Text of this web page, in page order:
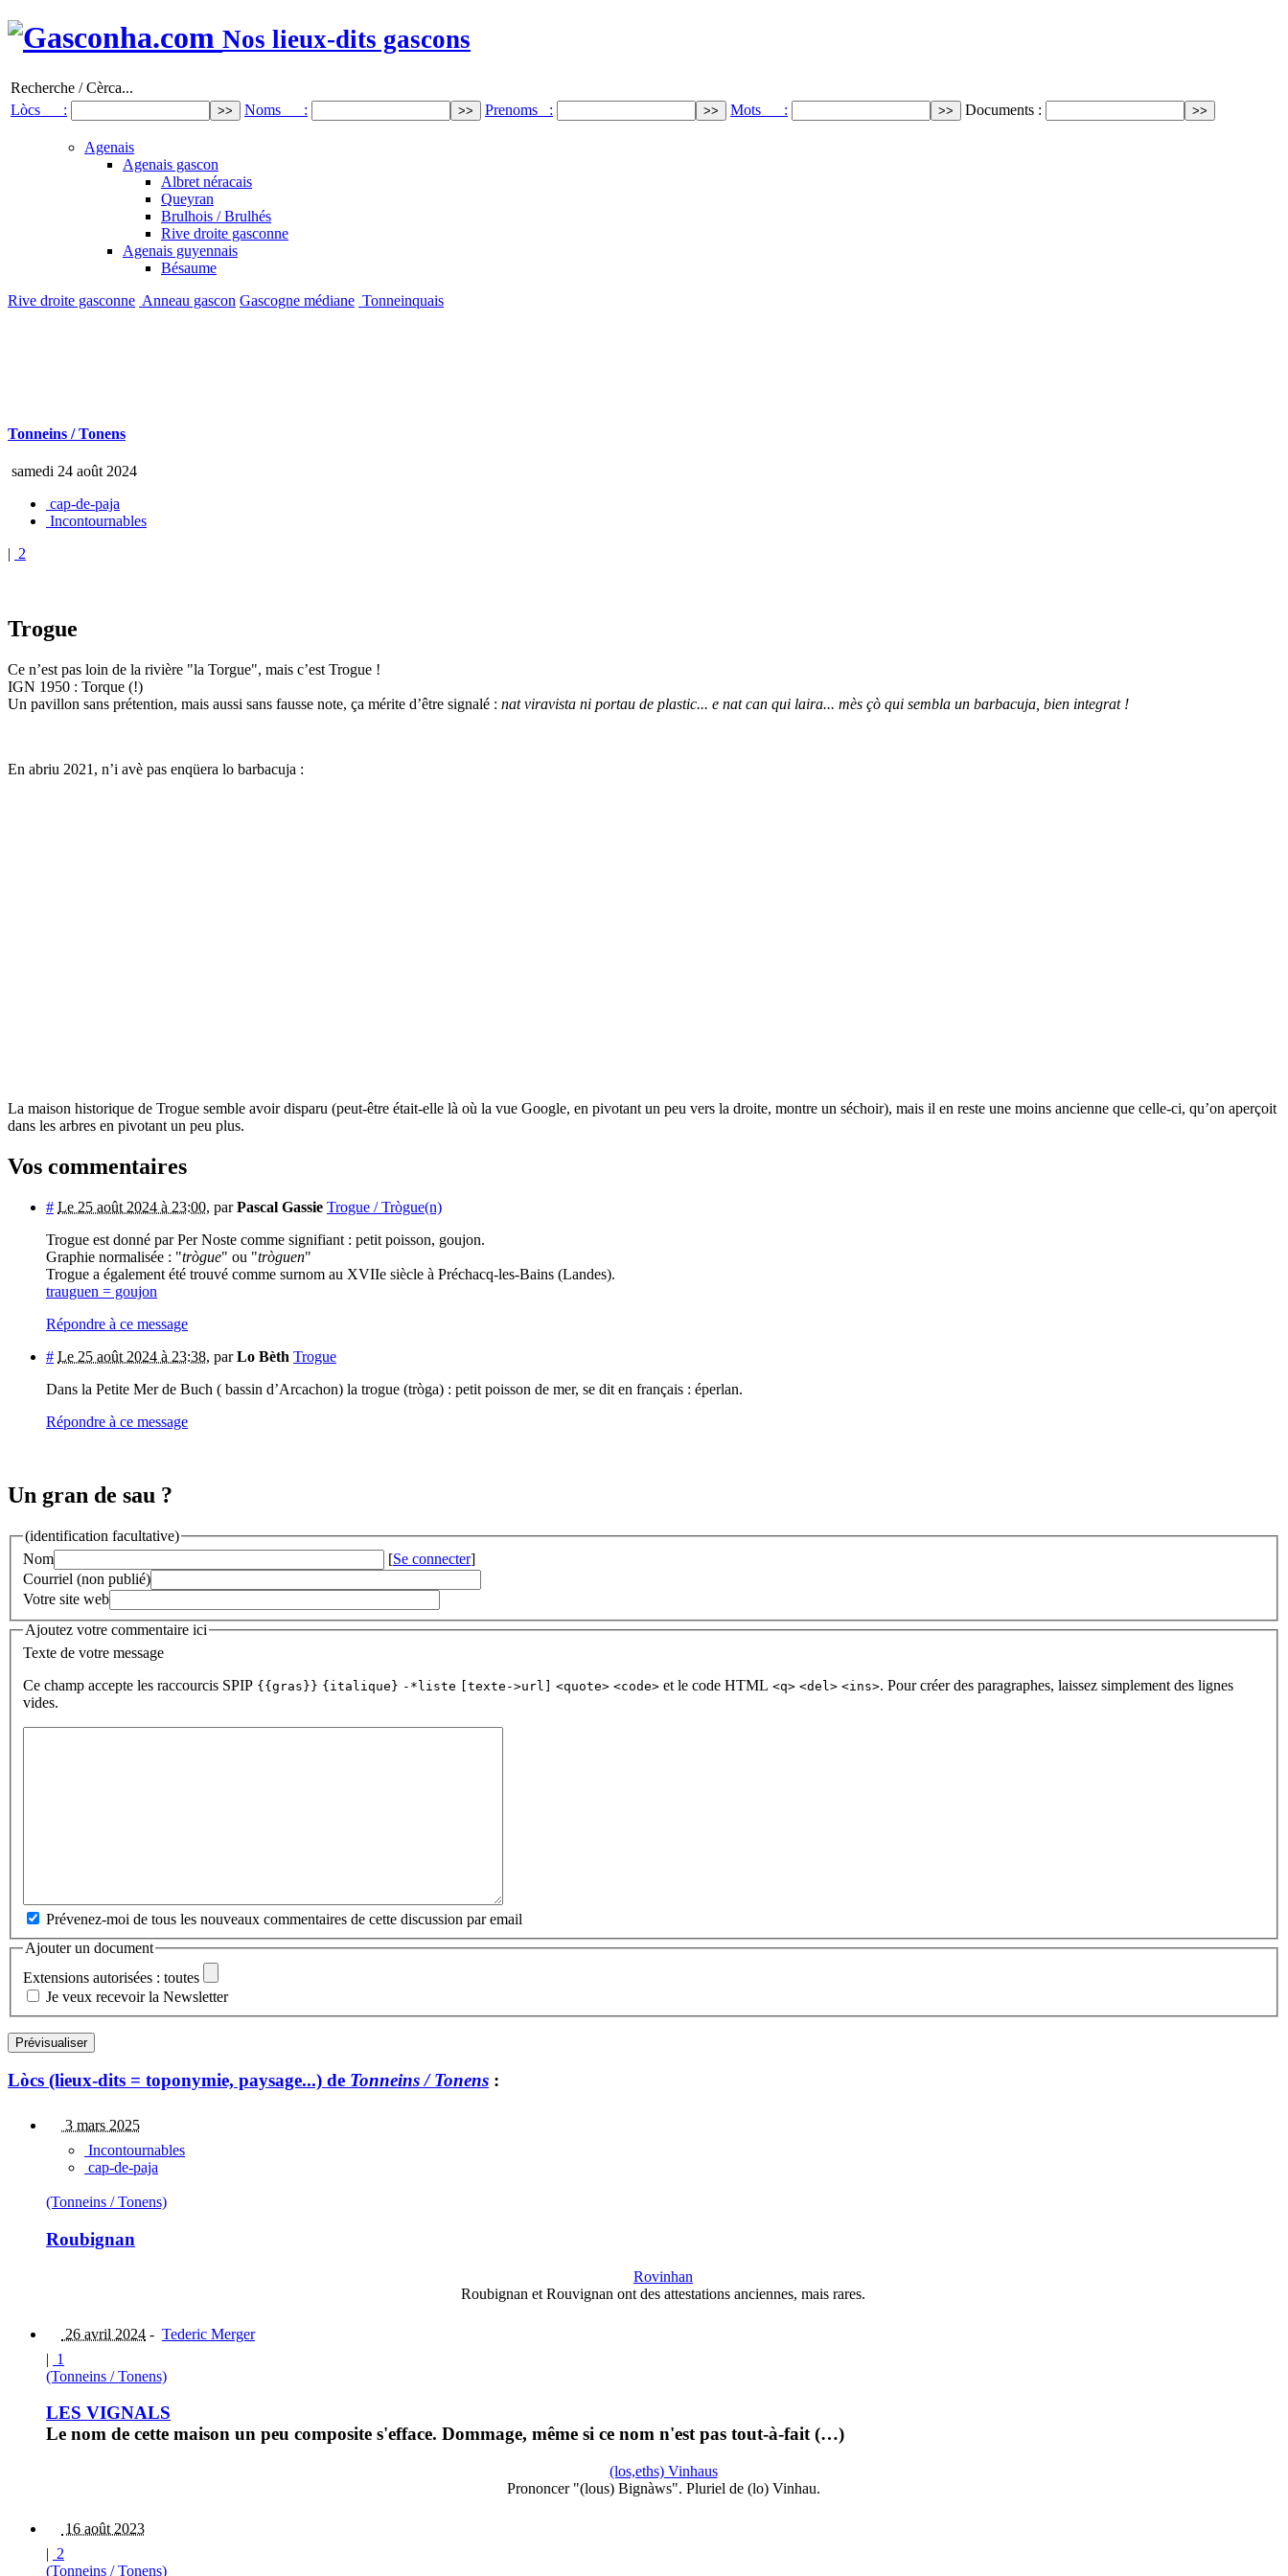
Nos lieux-dits gascons
Recherche / Cèrca...
Lòcs :
Noms : Prenoms : Mots : Documents :
Agenais
Agenais gascon
Albret néracais
Queyran
Brulhois / Brulhés
Rive droite gasconne
Agenais guyennais
Bésaume
Rive droite gasconne Anneau gascon Gascogne médiane Tonneinquais
Tonneins / Tonens
samedi 24 août 2024
cap-de-paja
Incontournables
| 2
Trogue
Ce n’est pas loin de la rivière "la Torgue", mais c’est Trogue !
IGN 1950 : Torque (!)
Un pavillon sans prétention, mais aussi sans fausse note, ça mérite d’être signalé : nat viravista ni portau de plastic... e nat can qui laira... mès çò qui sembla un barbacuja, bien integrat !
En abriu 2021, n’i avè pas enqüera lo barbacuja :
La maison historique de Trogue semble avoir disparu (peut-être était-elle là où la vue Google, en pivotant un peu vers la droite, montre un séchoir), mais il en reste une moins ancienne que celle-ci, qu’on aperçoit
dans les arbres en pivotant un peu plus.
Vos commentaires
# Le 25 août 2024 à 23:00, parPascal Gassie Trogue / Trògue(n)
Trogue est donné par Per Noste comme signifiant : petit poisson, goujon.
Graphie normalisée : "trògue" ou "tròguen"
Trogue a également été trouvé comme surnom au XVIIe siècle à Préchacq-les-Bains (Landes).
trauguen = goujon
Répondre à ce message
# Le 25 août 2024 à 23:38, parLo Bèth Trogue
Dans la Petite Mer de Buch ( bassin d’Arcachon) la trogue (tròga) : petit poisson de mer, se dit en français : éperlan.
Répondre à ce message
Un gran de sau ?
(identification facultative)
Nom
[Se connecter]
Courriel (non publié)
Votre site web
Ajoutez votre commentaire ici
Texte de votre message
Ce champ accepte les raccourcis SPIP {{gras}} {italique} -*liste [texte->url] <quote> <code> et le code HTML <q> <del> <ins>. Pour créer des paragraphes, laissez simplement des lignes
vides.
Prévenez-moi de tous les nouveaux commentaires de cette discussion par email
Ajouter un document
Extensions autorisées : toutes
Je veux recevoir la Newsletter
Lòcs (lieux-dits = toponymie, paysage...) de Tonneins / Tonens :
3 mars 2025
Incontournables
cap-de-paja
(Tonneins / Tonens)
Roubignan
Rovinhan
Roubignan et Rouvignan ont des attestations anciennes, mais rares.
26 avril 2024 - Tederic Merger
| 1
(Tonneins / Tonens)
LES VIGNALS
Le nom de cette maison un peu composite s'efface. Dommage, même si ce nom n'est pas tout-à-fait (…)
(los,eths) Vinhaus
Prononcer "(lous) Bignàws". Pluriel de (lo) Vinhau.
16 août 2023
| 2
(Tonneins / Tonens)